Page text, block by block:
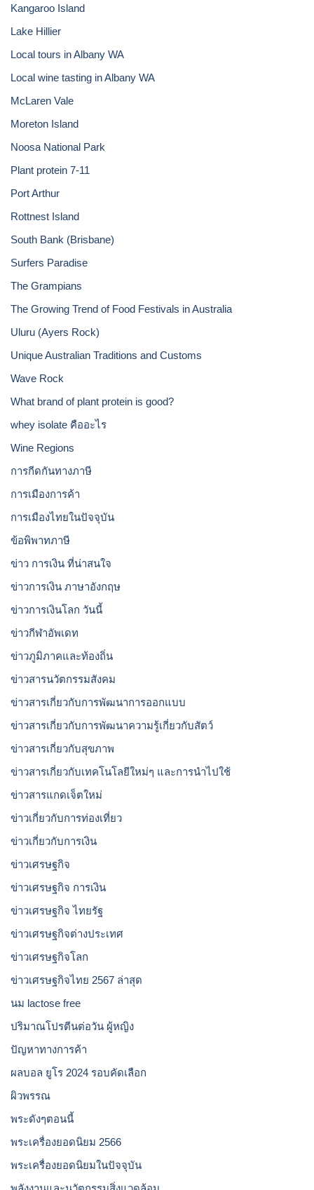
Kangaroo Island
Lake Hillier
Local tours in Albany WA
Local wine tasting in Albany WA
McLaren Vale
Moreton Island
Noosa National Park
Plant protein 7-11
Port Arthur
Rottnest Island
South Bank (Brisbane)
Surfers Paradise
The Grampians
The Growing Trend of Food Festivals in Australia
Uluru (Ayers Rock)
Unique Australian Traditions and Customs
Wave Rock
What brand of plant protein is good?
whey isolate คืออะไร
Wine Regions
การกีดกันทางภาษี
การเมืองการค้า
การเมืองไทยในปัจจุบัน
ข้อพิพาทภาษี
ข่าว การเงิน ที่น่าสนใจ
ข่าวการเงิน ภาษาอังกฤษ
ข่าวการเงินโลก วันนี้
ข่าวกีฬาอัพเดท
ข่าวภูมิภาคและท้องถิ่น
ข่าวสารนวัตกรรมสังคม
ข่าวสารเกี่ยวกับการพัฒนาการออกแบบ
ข่าวสารเกี่ยวกับการพัฒนาความรู้เกี่ยวกับสัตว์
ข่าวสารเกี่ยวกับสุขภาพ
ข่าวสารเกี่ยวกับเทคโนโลยีใหม่ๆ และการนำไปใช้
ข่าวสารแกดเจ็ตใหม่
ข่าวเกี่ยวกับการท่องเที่ยว
ข่าวเกี่ยวกับการเงิน
ข่าวเศรษฐกิจ
ข่าวเศรษฐกิจ การเงิน
ข่าวเศรษฐกิจ ไทยรัฐ
ข่าวเศรษฐกิจต่างประเทศ
ข่าวเศรษฐกิจโลก
ข่าวเศรษฐกิจไทย 2567 ล่าสุด
นม lactose free
ปริมาณโปรตีนต่อวัน ผู้หญิง
ปัญหาทางการค้า
ผลบอล ยูโร 2024 รอบคัดเลือก
ผิวพรรณ
พระดังๆตอนนี้
พระเครื่องยอดนิยม 2566
พระเครื่องยอดนิยมในปัจจุบัน